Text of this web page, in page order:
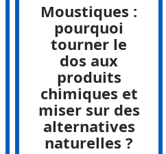
Moustiques :
pourquoi
tourner le
dos aux
produits
chimiques et
miser sur des
alternatives
naturelles ?